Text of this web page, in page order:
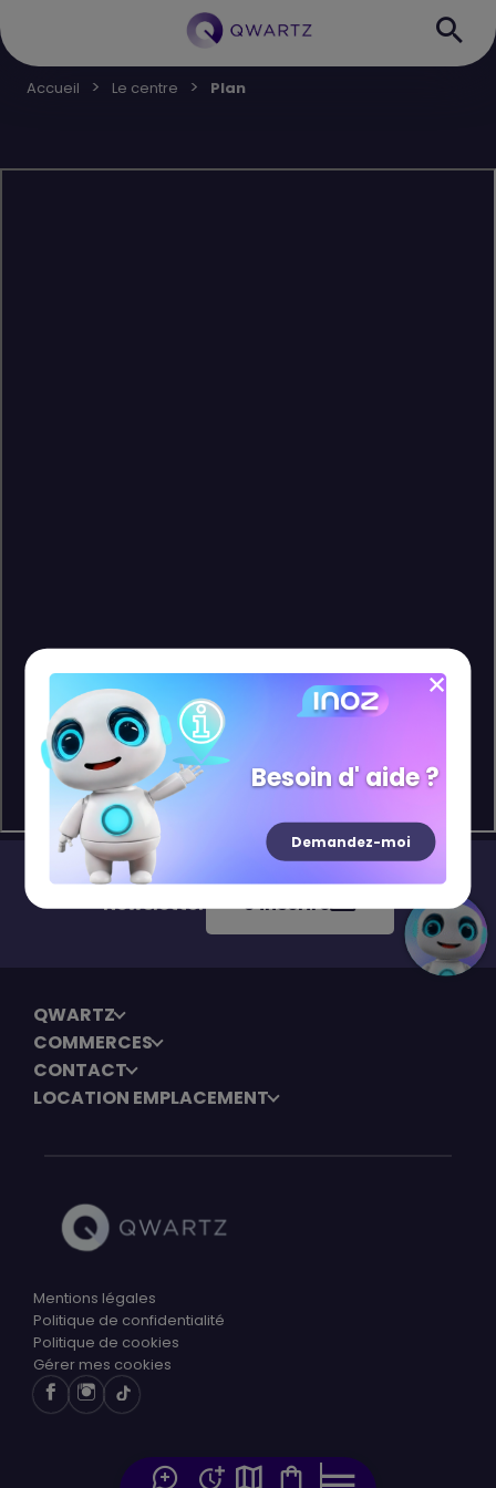
Accueil Le centre Plan
Newsletter S'inscrire
QWARTZ
COMMERCES
CONTACT
LOCATION EMPLACEMENT
Mentions légales
Politique de confidentialité
Politique de cookies
Gérer mes cookies
Besoin d' aide ?
Demandez-moi